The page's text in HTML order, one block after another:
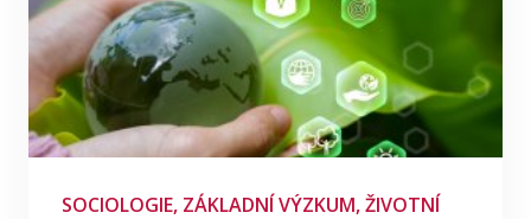
SOCIOLOGIE, ZÁKLADNÍ VÝZKUM, ŽIVOTNÍ